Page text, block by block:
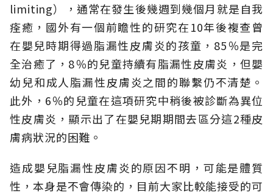
limiting），通常在發生後幾週到幾個月就是自我
痊癒，國外有一個前瞻性的研究在10年後複查曾
在嬰兒時期得過脂漏性皮膚炎的孩童，85％是完
全治癒了，8％的兒童持續有脂漏性皮膚炎，但嬰
幼兒和成人脂漏性皮膚炎之間的聯繫仍不清楚。
此外，6％的兒童在這項研究中稍後被診斷為異位
性皮膚炎，顯示出了在嬰兒期期間去區分這2種皮
膚病狀況的困難。
造成嬰兒脂漏性皮膚炎的原因不明，可能是體質
性，本身是不會傳染的，目前大家比較能接受的可